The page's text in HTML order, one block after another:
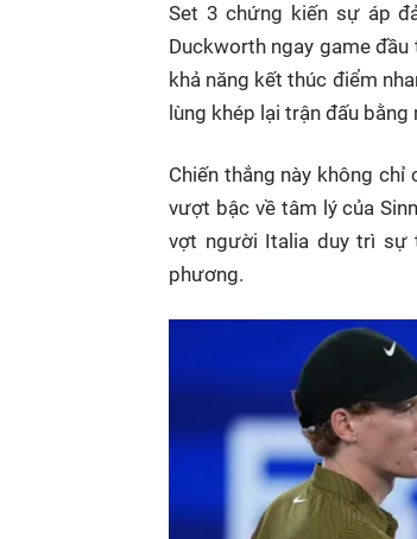
Set 3 chứng kiến sự áp
Duckworth ngay game
khả năng kết thúc điểm
lùng khép lại trận đấu
Chiến thắng này không
vượt bậc về tâm lý của
vợt người Italia duy trì sự
phương.